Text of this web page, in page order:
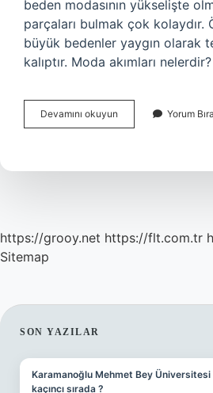
beden modasının yükselişte
parçaları bulmak çok kolaydır.
büyük bedenler yaygın olarak
kalıptır. Moda akımları
Devamını okuyun
Giyim
Yorum
https://grooy.net https://flt.com.tr
Sitemap
SIDEBAR
SON YAZILAR
Karamanoğlu Mehmet Bey Üniversitesi
kaçıncı sırada ?